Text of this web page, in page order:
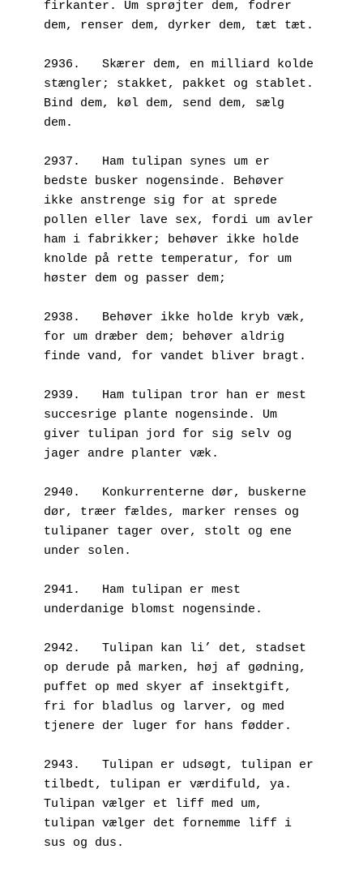
firkanter. Um sprøjter dem, fodrer
2936.	Skærer dem, en milliard kolde
stængler; stakket, pakket og stablet.
Bind dem, køl dem, send dem, sælg
dem.
2937.	Ham tulipan synes um er
bedste busker nogensinde. Behøver
ikke anstrenge sig for at sprede
pollen eller lave sex, fordi um avler
ham i fabrikker; behøver ikke holde
knolde på rette temperatur, for um
høster dem og passer dem;
2938.	Behøver ikke holde kryb væk,
for um dræber dem; behøver aldrig
finde vand, for vandet bliver bragt.
2939.	Ham tulipan tror han er mest
succesrige plante nogensinde. Um
giver tulipan jord for sig selv og
jager andre planter væk.
2940.	Konkurrenterne dør, buskerne
dør, træer fældes, marker renses og
tulipaner tager over, stolt og ene
under solen.
2941.	Ham tulipan er mest
underdanige blomst nogensinde.
2942.	Tulipan kan li’ det, stadset
op derude på marken, høj af gødning,
puffet op med skyer af insektgift,
fri for bladlus og larver, og med
tjenere der luger for hans fødder.
2943.	Tulipan er udsøgt, tulipan er
tilbedt, tulipan er værdifuld, ya.
Tulipan vælger et liff med um,
tulipan vælger det fornemme liff i
sus og dus.